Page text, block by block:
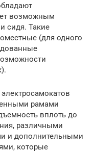
возможным
сидя. Такие
(для одного
рамами
вплоть до
различными
и дополнительными
которые